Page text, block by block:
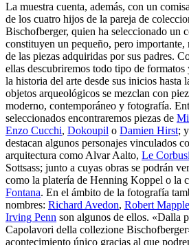
La muestra cuenta, además, con un
de los cuatro hijos de la pareja de
Bischofberger, quien ha seleccionado un
constituyen un pequeño, pero
de las piezas adquiridas por sus padres.
ellas descubriremos todo tipo de
la historia del arte desde sus inicios hasta
objetos arqueológicos se mezclan con
moderno, contemporáneo y fotografía.
seleccionados encontraremos piezas de
Enzo Cucchi, Dokoupil o Damien Hirst;
destacan algunos personajes vinculados
arquitectura como Alvar Aalto, Le
Sottsass; junto a cuyas obras se podrán
como la platería de Henning Koppel o la
Fontana. En el ámbito de la fotografía
nombres: Richard Avedon, Robert
Irving Penn son algunos de ellos. «Dalla
Capolavori della collezione
acontecimiento único gracias al que